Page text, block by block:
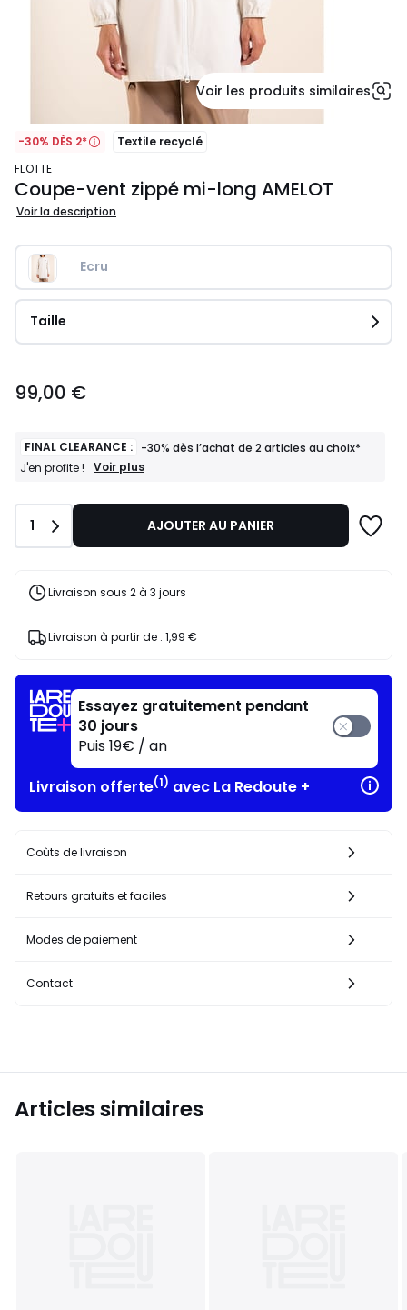
Voir les produits similaires
-30% DÈS 2*
Textile recyclé
FLOTTE
Coupe-vent zippé mi-long AMELOT
Voir la description
Ecru
Taille
€.
99,00 €
FINAL CLEARANCE : -30% dès l’achat de 2 articles au choix*
J'en profite !
FINAL
articles
J'en
Voir plus
Quantité
1 AJOUTER AU PANIER
Livraison sous 2 à 3 jours
Livraison à partir de : 1,99 €
Essayez gratuitement pendant
30 jours
Puis 19€ / an
Livraison offerte(1) avec La Redoute +
Coûts de livraison
Retours gratuits et faciles
Modes de paiement
Contact
Articles similaires